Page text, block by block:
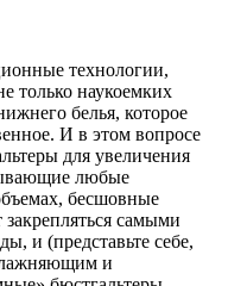
технологии,
только наукоемких
белья, которое
И в этом вопросе
для увеличения
любые
бесшовные
самыми
и (представьте себе,
и